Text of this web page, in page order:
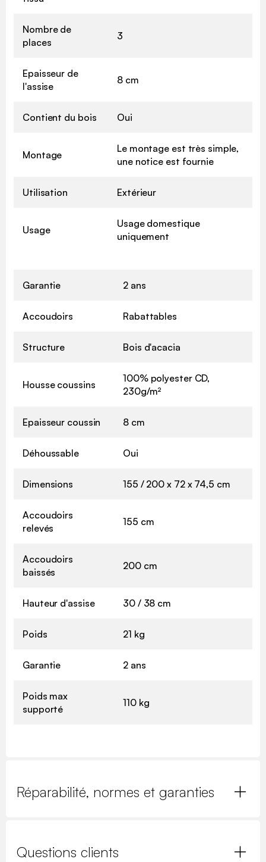
Nombre de
places
3
Epaisseur de
l'assise
8 cm
Contient du bois Oui
Montage
Le montage est très simple,
une notice est fournie
Utilisation Extérieur
Usage
Usage domestique
uniquement
Garantie 2 ans
Accoudoirs Rabattables
Structure Bois d'acacia
Housse coussins
100% polyester CD,
230g/m²
Epaisseur coussin 8 cm
Déhoussable Oui
Dimensions 155 / 200 x 72 x 74,5 cm
Accoudoirs
relevés
155 cm
Accoudoirs
baissés
200 cm
Hauteur d'assise 30 / 38 cm
Poids 21 kg
Garantie 2 ans
Poids max
supporté
110 kg
Réparabilité, normes et garanties
Questions clients